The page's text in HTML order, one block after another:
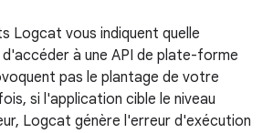
Logcat vous indiquent quelle
à une API de plate-forme
pas le plantage de votre
si l'application cible le niveau
Logcat génère l'erreur d'exécution